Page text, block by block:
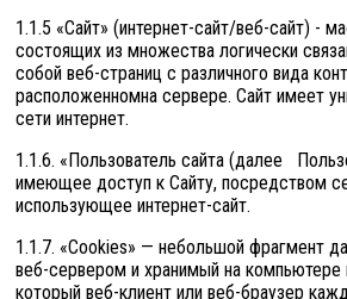
1.1.5 «Сайт» (интернет-сайт/веб-сайт) -
состоящих из множества логически
собой веб-страниц с различного вида
расположенномна сервере. Сайт имеет
сети интернет.
1.1.6. «Пользователь сайта (далее
имеющее доступ к Сайту, посредством
использующее интернет-сайт.
1.1.7. «Cookies» — небольшой фрагмент
веб-сервером и хранимый на компьютере
который веб-клиент или веб-браузер